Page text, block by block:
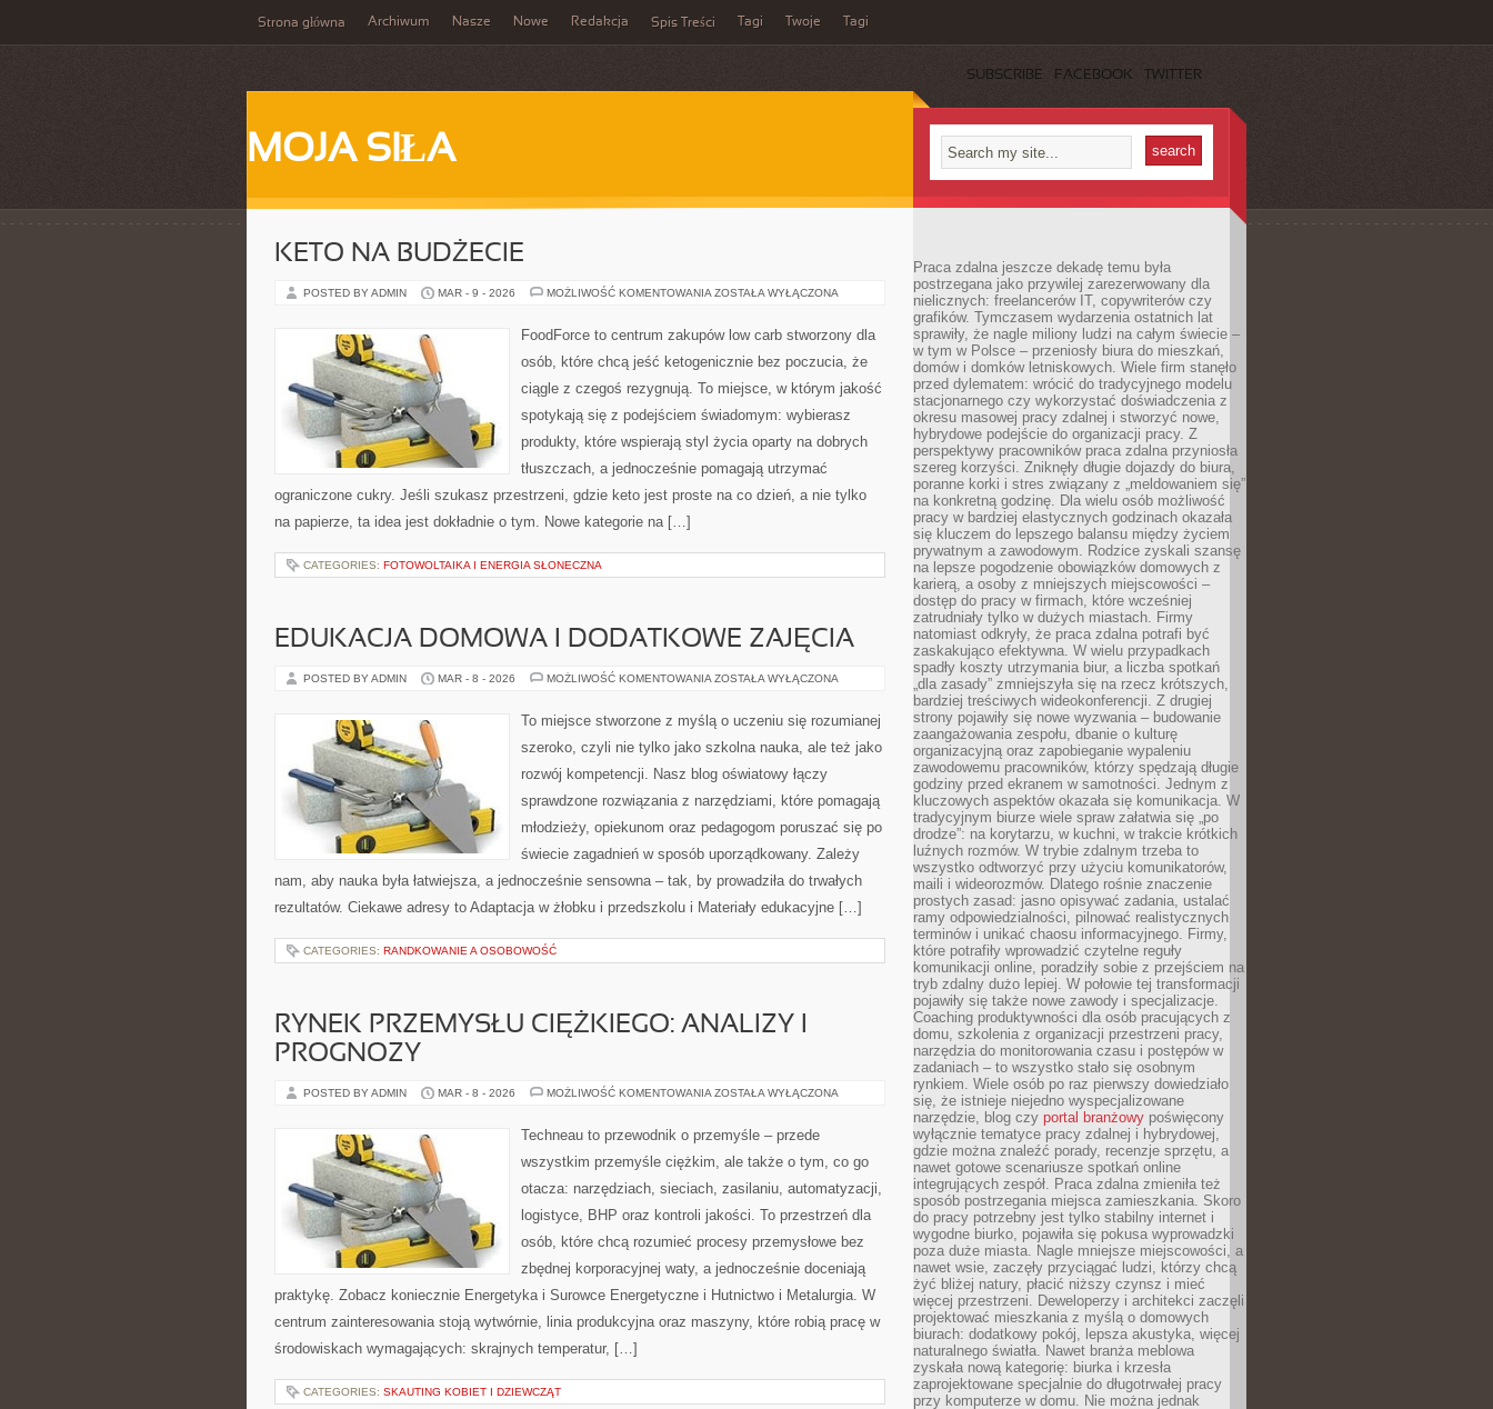
Strona główna Archiwum Nasze Nowe Redakcja Spis Treści Tagi Twoje Tagi
SUBSCRIBE FACEBOOK TWITTER
MOJA SIŁA
KETO NA BUDŻECIE
POSTED BY ADMIN MAR - 9 - 2026 MOŻLIWOŚĆ KOMENTOWANIA KETO
ZOSTAŁA WYŁĄCZONA
FoodForce to centrum zakupów low carb stworzony dla
osób, które chcą jeść ketogenicznie bez poczucia, że
ciągle z czegoś rezygnują. To miejsce, w którym jakość
spotykają się z podejściem świadomym: wybierasz
produkty, które wspierają styl życia oparty na dobrych
tłuszczach, a jednocześnie pomagają utrzymać
ograniczone cukry. Jeśli szukasz przestrzeni, gdzie keto jest proste na co dzień, a nie tylko
na papierze, ta idea jest dokładnie o tym. Nowe kategorie na […]
CATEGORIES: FOTOWOLTAIKA I ENERGIA SŁONECZNA
EDUKACJA DOMOWA I DODATKOWE ZAJĘCIA
POSTED BY ADMIN MAR - 8 - 2026 MOŻLIWOŚĆ KOMENTOWANIA EDUKACJA
DODATKOWE
ZAJĘCIA
ZOSTAŁA WYŁĄCZONA
To miejsce stworzone z myślą o uczeniu się rozumianej
szeroko, czyli nie tylko jako szkolna nauka, ale też jako
rozwój kompetencji. Nasz blog oświatowy łączy
sprawdzone rozwiązania z narzędziami, które pomagają
młodzieży, opiekunom oraz pedagogom poruszać się po
świecie zagadnień w sposób uporządkowany. Zależy
nam, aby nauka była łatwiejsza, a jednocześnie sensowna – tak, by prowadziła do trwałych
rezultatów. Ciekawe adresy to Adaptacja w żłobku i przedszkolu i Materiały edukacyjne […]
CATEGORIES: RANDKOWANIE A OSOBOWOŚĆ
RYNEK PRZEMYSŁU CIĘŻKIEGO: ANALIZY I
PROGNOZY
POSTED BY ADMIN MAR - 8 - 2026 MOŻLIWOŚĆ KOMENTOWANIA RYNEK
ANALIZY
I
ZOSTAŁA WYŁĄCZONA
Techneau to przewodnik o przemyśle – przede
wszystkim przemyśle ciężkim, ale także o tym, co go
otacza: narzędziach, sieciach, zasilaniu, automatyzacji,
logistyce, BHP oraz kontroli jakości. To przestrzeń dla
osób, które chcą rozumieć procesy przemysłowe bez
zbędnej korporacyjnej waty, a jednocześnie doceniają
praktykę. Zobacz koniecznie Energetyka i Surowce Energetyczne i Hutnictwo i Metalurgia. W
centrum zainteresowania stoją wytwórnie, linia produkcyjna oraz maszyny, które robią pracę w
środowiskach wymagających: skrajnych temperatur, […]
CATEGORIES: SKAUTING KOBIET I DZIEWCZĄT
Praca zdalna jeszcze dekadę temu była
postrzegana jako przywilej zarezerwowany dla
nielicznych: freelancerów IT, copywriterów czy
grafików. Tymczasem wydarzenia ostatnich lat
sprawiły, że nagle miliony ludzi na całym świecie –
w tym w Polsce – przeniosły biura do mieszkań,
domów i domków letniskowych. Wiele firm stanęło
przed dylematem: wrócić do tradycyjnego modelu
stacjonarnego czy wykorzystać doświadczenia z
okresu masowej pracy zdalnej i stworzyć nowe,
hybrydowe podejście do organizacji pracy. Z
perspektywy pracowników praca zdalna przyniosła
szereg korzyści. Zniknęły długie dojazdy do biura,
poranne korki i stres związany z „meldowaniem się”
na konkretną godzinę. Dla wielu osób możliwość
pracy w bardziej elastycznych godzinach okazała
się kluczem do lepszego balansu między życiem
prywatnym a zawodowym. Rodzice zyskali szansę
na lepsze pogodzenie obowiązków domowych z
karierą, a osoby z mniejszych miejscowości –
dostęp do pracy w firmach, które wcześniej
zatrudniały tylko w dużych miastach. Firmy
natomiast odkryły, że praca zdalna potrafi być
zaskakująco efektywna. W wielu przypadkach
spadły koszty utrzymania biur, a liczba spotkań
„dla zasady” zmniejszyła się na rzecz krótszych,
bardziej treściwych wideokonferencji. Z drugiej
strony pojawiły się nowe wyzwania – budowanie
zaangażowania zespołu, dbanie o kulturę
organizacyjną oraz zapobieganie wypaleniu
zawodowemu pracowników, którzy spędzają długie
godziny przed ekranem w samotności. Jednym z
kluczowych aspektów okazała się komunikacja. W
tradycyjnym biurze wiele spraw załatwia się „po
drodze”: na korytarzu, w kuchni, w trakcie krótkich
luźnych rozmów. W trybie zdalnym trzeba to
wszystko odtworzyć przy użyciu komunikatorów,
maili i wideorozmów. Dlatego rośnie znaczenie
prostych zasad: jasno opisywać zadania, ustalać
ramy odpowiedzialności, pilnować realistycznych
terminów i unikać chaosu informacyjnego. Firmy,
które potrafiły wprowadzić czytelne reguły
komunikacji online, poradziły sobie z przejściem na
tryb zdalny dużo lepiej. W połowie tej transformacji
pojawiły się także nowe zawody i specjalizacje.
Coaching produktywności dla osób pracujących z
domu, szkolenia z organizacji przestrzeni pracy,
narzędzia do monitorowania czasu i postępów w
zadaniach – to wszystko stało się osobnym
rynkiem. Wiele osób po raz pierwszy dowiedziało
się, że istnieje niejedno wyspecjalizowane
narzędzie, blog czy portal branżowy poświęcony
wyłącznie tematyce pracy zdalnej i hybrydowej,
gdzie można znaleźć porady, recenzje sprzętu, a
nawet gotowe scenariusze spotkań online
integrujących zespół. Praca zdalna zmieniła też
sposób postrzegania miejsca zamieszkania. Skoro
do pracy potrzebny jest tylko stabilny internet i
wygodne biurko, pojawiła się pokusa wyprowadzki
poza duże miasta. Nagle mniejsze miejscowości, a
nawet wsie, zaczęły przyciągać ludzi, którzy chcą
żyć bliżej natury, płacić niższy czynsz i mieć
więcej przestrzeni. Deweloperzy i architekci zaczęli
projektować mieszkania z myślą o domowych
biurach: dodatkowy pokój, lepsza akustyka, więcej
naturalnego światła. Nawet branża meblowa
zyskała nową kategorię: biurka i krzesła
zaprojektowane specjalnie do długotrwałej pracy
przy komputerze w domu. Nie można jednak